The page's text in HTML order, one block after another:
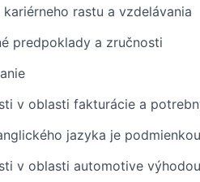
rastu a vzdelávania
predpoklady a zručnosti
v oblasti fakturácie a
jazyka je podmienkou
v oblasti automotive výhodou